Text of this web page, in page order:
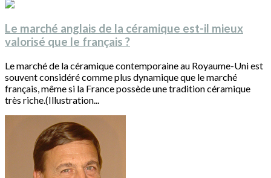
Le marché anglais de la céramique est-il mieux
valorisé que le français ?
Le marché de la céramique contemporaine au Royaume-Uni est
souvent considéré comme plus dynamique que le marché
français, même si la France possède une tradition céramique
très riche.(Illustration...